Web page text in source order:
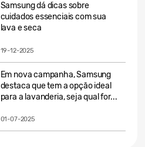
Samsung dá dicas sobre
cuidados essenciais com sua
lava e seca
19-12-2025
Em nova campanha, Samsung
destaca que tem a opção ideal
para a lavanderia, seja qual for...
01-07-2025